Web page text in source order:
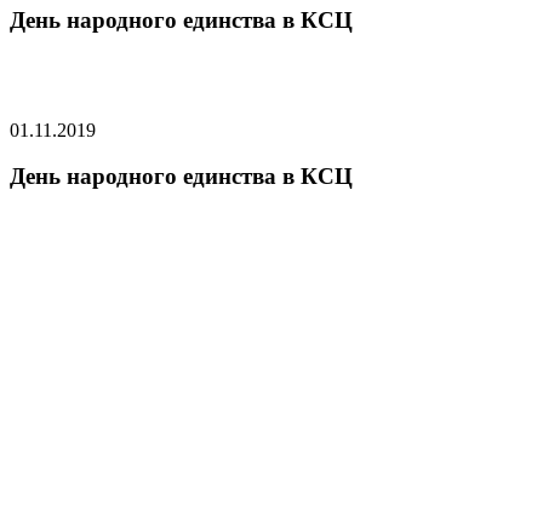
День народного единства в КСЦ
01.11.2019
День народного единства в КСЦ